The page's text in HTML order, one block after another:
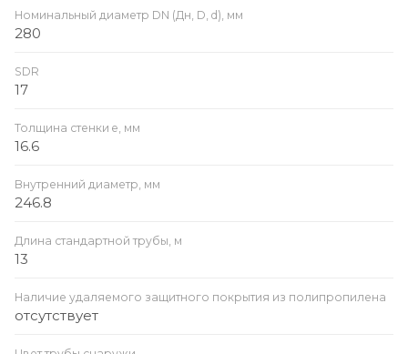
Номинальный диаметр DN (Дн, D, d), мм
280
SDR
17
Толщина стенки e, мм
16.6
Внутренний диаметр, мм
246.8
Длина стандартной трубы, м
13
Наличие удаляемого защитного покрытия из полипропилена
отсутствует